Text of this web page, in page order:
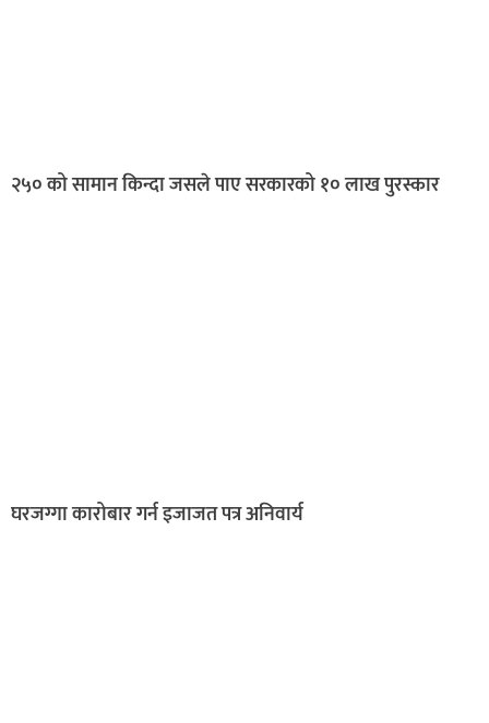
२५० को सामान किन्दा जसले पाए सरकारको १० लाख पुरस्कार
घरजग्गा कारोबार गर्न इजाजत पत्र अनिवार्य